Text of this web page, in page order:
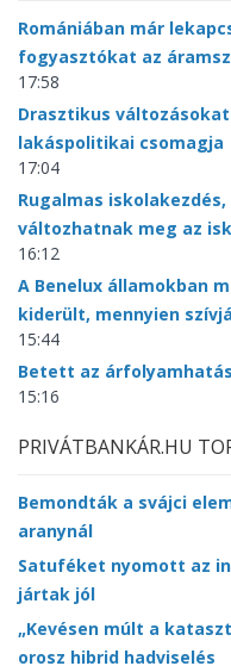
Romániában már
fogyasztókat az
17:58
Drasztikus
lakáspolitikai csomagja
17:04
Rugalmas
változhatnak meg az
16:12
A Benelux államokban
kiderült, mennyien
15:44
Betett az
15:16
PRIVÁTBANKÁR.HU
Bemondták a svájci
aranynál
Satuféket nyomott az
jártak jól
„Kevésen múlt a
orosz hibrid hadviselés